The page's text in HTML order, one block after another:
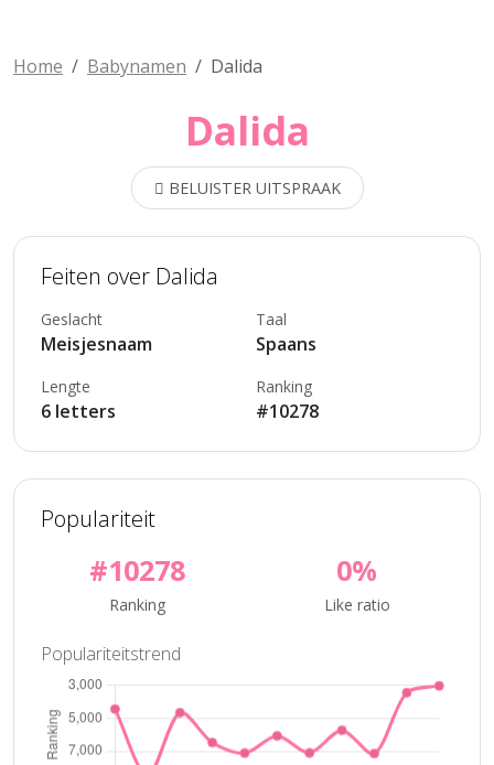
Home Babynamen Dalida
Dalida
BELUISTER UITSPRAAK
Feiten over Dalida
Geslacht
Meisjesnaam
Taal
Spaans
Lengte
6 letters
Ranking
#10278
Populariteit
#10278
Ranking
0%
Like ratio
Populariteitstrend